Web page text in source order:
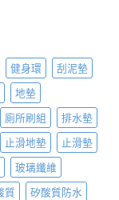
健身環
刮泥墊
地墊
廁所刷組
排水墊
止滑地墊
止滑墊
玻璃纖維
質
矽酸質防水